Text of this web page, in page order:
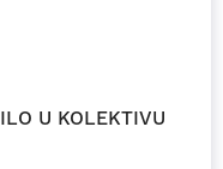
U KOLEKTIVU